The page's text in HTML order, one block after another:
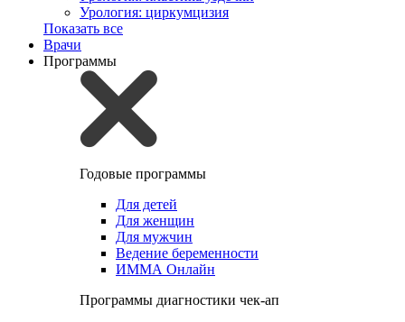
Урология: циркумцизия
Показать все
Врачи
Программы
Годовые программы
Для детей
Для женщин
Для мужчин
Ведение беременности
ИММА Онлайн
Программы диагностики чек-ап